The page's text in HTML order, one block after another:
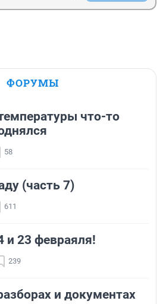
ФОРУМЫ
что-то
58
(часть 7)
611
и 23 февраяля!
239
и документах